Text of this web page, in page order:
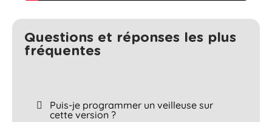
Questions et réponses les plus
fréquentes​
Puis-je programmer un veilleuse sur
cette version ?